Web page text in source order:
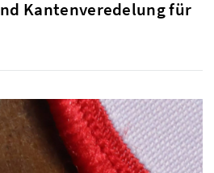
Kantenveredelung für